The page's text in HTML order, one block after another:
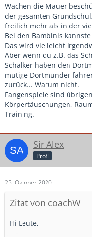
Wachen die Mauer
der gesamten
freilich mehr als in der
Bei den Bambinis
Das wird vielleicht
Aber wenn du z.B. das
Schalker haben den
mutige Dortmunder
zurück... Warum nicht.
Fangenspiele sind
Körpertäuschungen,
Training.
Sir Alex
Profi
25. Oktober 2020
Zitat von coachW
Hi Leute,